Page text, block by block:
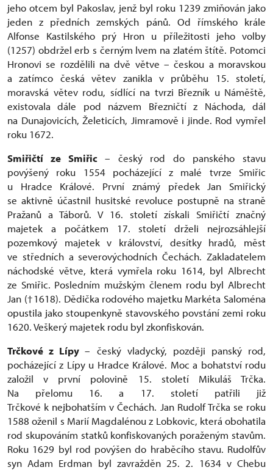
jeho otcem byl Pakoslav, jenž byl roku 1239 zmiňován jako
jeden z předních zemských pánů. Od římského krále
Alfonse Kastilského prý Hron u příležitosti jeho volby
(1257) obdržel erb s černým lvem na zlatém štítě. Potomci
Hronovi se rozdělili na dvě větve – českou a moravskou
a zatímco česká větev zanikla v průběhu 15. století,
moravská větev rodu, sídlící na tvrzi Březník u Náměště,
existovala dále pod názvem Březničtí z Náchoda, dál
na Dunajovicích, Želeticích, Jimramově i jinde. Rod vymřel
roku 1672.
Smiřičtí ze Smiřic – český rod do panského stavu
povýšený roku 1554 pocházející z malé tvrze Smiřic
u Hradce Králové. První známý předek Jan Smiřický
se aktivně účastnil husitské revoluce postupně na straně
Pražanů a Táborů. V 16. století získali Smiřičtí značný
majetek a počátkem 17. století drželi nejrozsáhlejší
pozemkový majetek v království, desítky hradů, měst
ve středních a severovýchodních Čechách. Zakladatelem
náchodské větve, která vymřela roku 1614, byl Albrecht
ze Smiřic. Posledním mužským členem rodu byl Albrecht
Jan (†1618). Dědička rodového majetku Markéta Saloména
opustila jako stoupenkyně stavovského povstání zemi roku
1620. Veškerý majetek rodu byl zkonfiskován.
Trčkové z Lípy– český vladycký, později panský rod,
pocházející z Lípy u Hradce Králové. Moc a bohatství rodu
založil v první polovině 15. století Mikuláš Trčka.
Na přelomu 16. a 17. století patřili již
Trčkové k nejbohatším v Čechách. Jan Rudolf Trčka se roku
1588 oženil s Marií Magdalénou z Lobkovic, která obohatila
rod skupováním statků konfiskovaných poraženým stavům.
Roku 1629 byl rod povýšen do hraběcího stavu. Rudolfův
syn Adam Erdman byl zavražděn 25. 2. 1634 v Chebu